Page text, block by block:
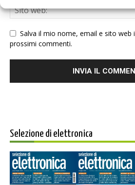
Salva il mio nome, email e sito web
prossimi commenti.
Selezione di elettronica